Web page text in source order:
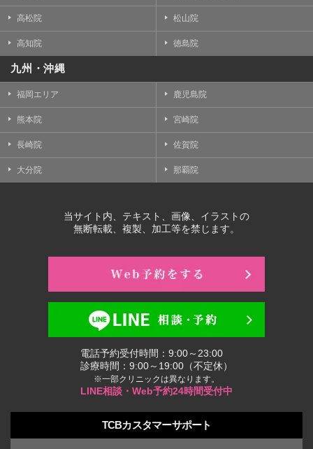
高松院 松山院
高知院 徳島院
九州・沖縄
福岡エリア 鹿児島院
熊本院 宮崎院
長崎院 佐賀院
大分院 那覇院
当サイト内、テキスト、画像、イラストの
無断転載、複製、加工等を禁じます。
電話予約受付時間：9:00～23:00
診療時間：9:00～19:00（不定休）
※一部クリニックは異なります。
LINE相談・Web予約24時間受付中
TCBカスタマーサポート